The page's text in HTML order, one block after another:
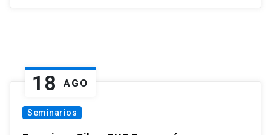
18 AGO
Seminarios